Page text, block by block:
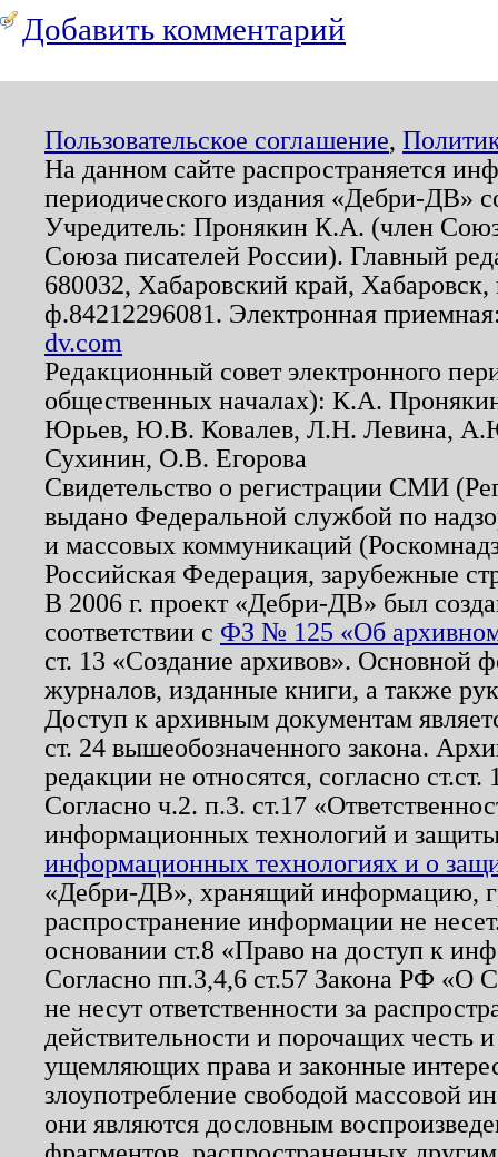
Добавить комментарий
Пользовательское соглашение,
На данном сайте распространяется
периодического издания «Дебри-ДВ»
Учредитель: Пронякин К.А. (член
Союза писателей России). Главный
680032, Хабаровский край,
ф.84212296081. Электронная
dv.com
Редакционный совет электронного
общественных началах): К.А.
Юрьев, Ю.В. Ковалев, Л.Н. Левина,
Сухинин, О.В. Егорова
Свидетельство о регистрации СМИ
выдано Федеральной службой по
и массовых коммуникаций
Российская Федерация, зарубежные
В 2006 г. проект «Дебри-ДВ» был
соответствии с ФЗ № 125 «Об
ст. 13 «Создание архивов». Основной
журналов, изданные книги, а также
Доступ к архивным документам
ст. 24 вышеобозначенного закона.
редакции не относятся, согласно
Согласно ч.2. п.3. ст.17
информационных технологий и
информационных технологиях и о
«Дебри-ДВ», хранящий информацию,
распространение информации не
основании ст.8 «Право на доступ к
Согласно пп.3,4,6 ст.57 Закона РФ «О
не несут ответственности за
действительности и порочащих честь
ущемляющих права и законные
злоупотребление свободой массовой
они являются дословным